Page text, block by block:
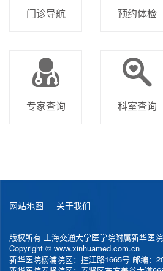
门诊导航 预约体检
专家查询 科室查询
网站地图 关于我们
版权所有 上海交通大学医学院附属新华医院
Copyright © www.xinhuamed.com.cn
新华医院杨浦院区：控江路1665号 邮编：